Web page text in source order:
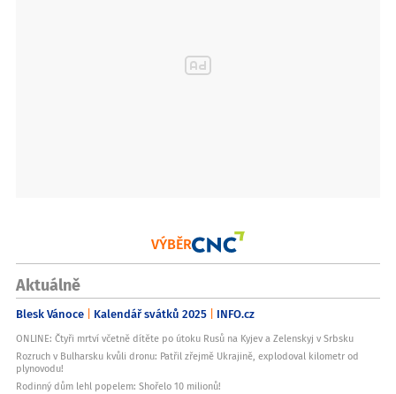
VÝBĚR
Aktuálně
Blesk Vánoce Kalendář svátků 2025 INFO.cz
ONLINE: Čtyři mrtví včetně dítěte po útoku Rusů na Kyjev a Zelenskyj v Srbsku
Rozruch v Bulharsku kvůli dronu: Patřil zřejmě Ukrajině, explodoval kilometr od
plynovodu!
Rodinný dům lehl popelem: Shořelo 10 milionů!